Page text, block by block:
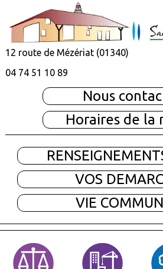
12 route de Mézériat (01340)
04 74 51 10 89
Nous
Horaires de la
VOS
VIE